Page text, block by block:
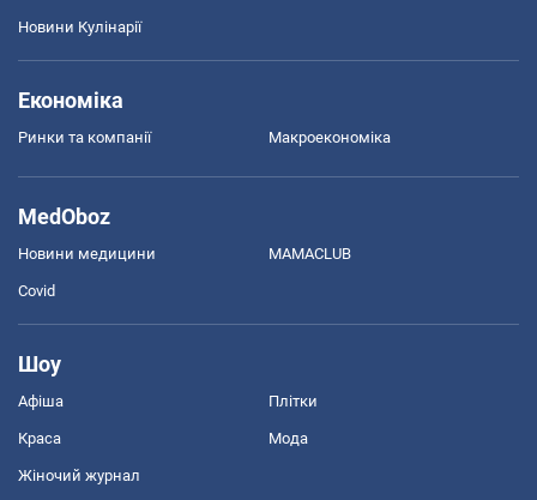
Новини Кулінарії
Економіка
Ринки та компанії Макроекономіка
MedOboz
Новини медицини MAMACLUB
Covid
Шоу
Афіша Плітки
Краса Мода
Жіночий журнал